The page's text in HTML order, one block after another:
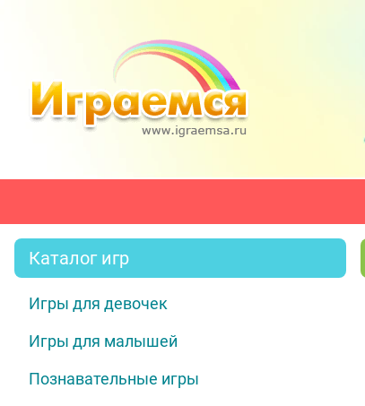
Каталог игр
Игры для девочек
Игры для малышей
Познавательные игры